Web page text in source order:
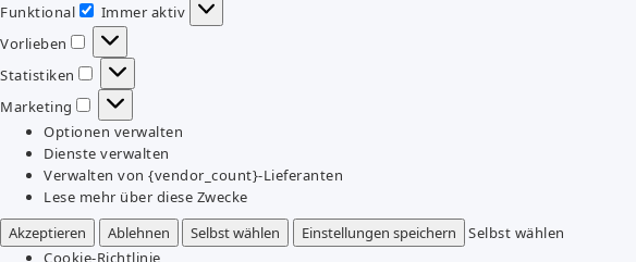
Funktional
Funktional
Immer aktiv
Vorlieben
Vorlieben
Statistiken
Statistiken
Marketing
Marketing
Optionen verwalten
Dienste verwalten
Verwalten von {vendor_count}-Lieferanten
Lese mehr über diese Zwecke
Akzeptieren
Ablehnen Selbst wählen Einstellungen speichern
Selbst wählen
Cookie-Richtlinie